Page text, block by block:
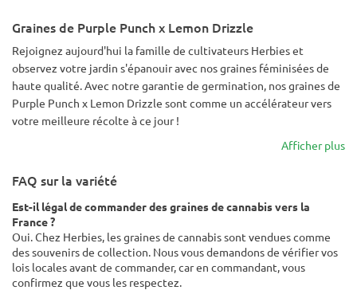
Graines de Purple Punch x Lemon Drizzle
Rejoignez aujourd'hui la famille de cultivateurs Herbies et
observez votre jardin s'épanouir avec nos graines féminisées de
haute qualité. Avec notre garantie de germination, nos graines de
Purple Punch x Lemon Drizzle sont comme un accélérateur vers
votre meilleure récolte à ce jour !
Afficher plus
FAQ sur la variété
Est-il légal de commander des graines de cannabis vers la
France ?
Oui. Chez Herbies, les graines de cannabis sont vendues comme
des souvenirs de collection. Nous vous demandons de vérifier vos
lois locales avant de commander, car en commandant, vous
confirmez que vous les respectez.